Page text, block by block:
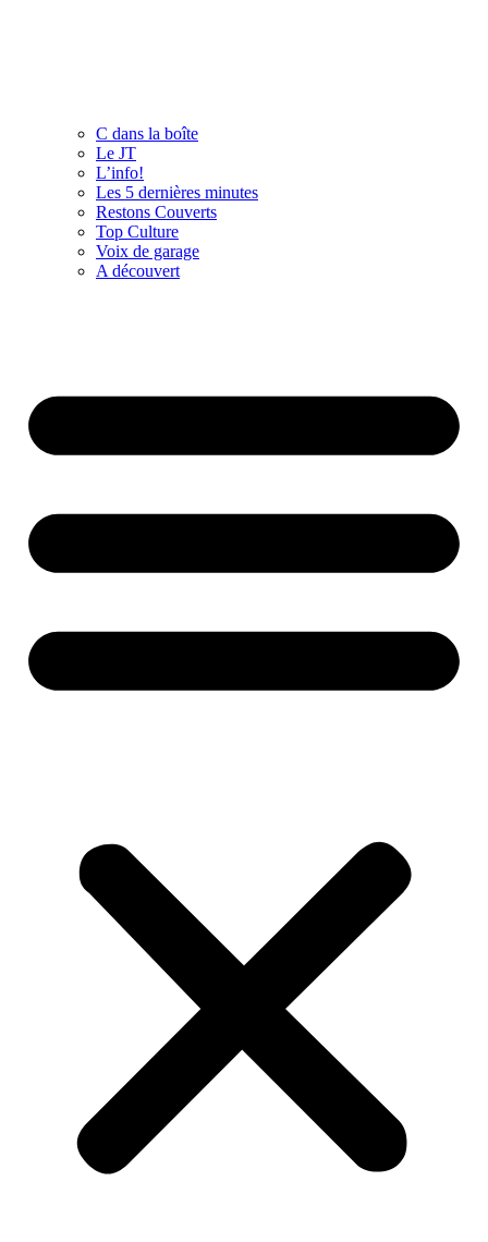
C dans la boîte
Le JT
L’info!
Les 5 dernières minutes
Restons Couverts
Top Culture
Voix de garage
A découvert